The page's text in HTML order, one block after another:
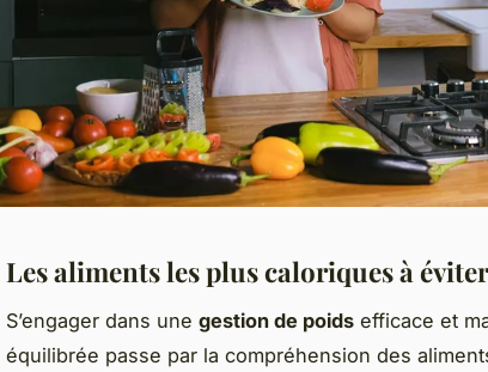
Les aliments les plus caloriques à éviter
S’engager dans une gestion de poids efficace et
équilibrée passe par la compréhension des